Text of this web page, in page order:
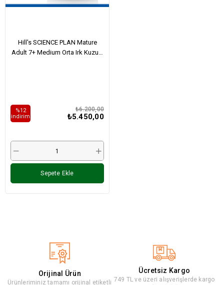
Hill's SCIENCE PLAN Mature
Adult 7+ Medium Orta Irk Kuzulu
₺5.450,00
₺6.200,00
%12
i̇ndirim
Sepete Ekle
Orijinal Ürün
Ürünleriminiz tamamı orijinal etiketli
Ücretsiz Kargo
749 TL ve üzeri alışverişlerde kargo